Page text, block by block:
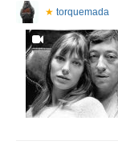
★ torquemada